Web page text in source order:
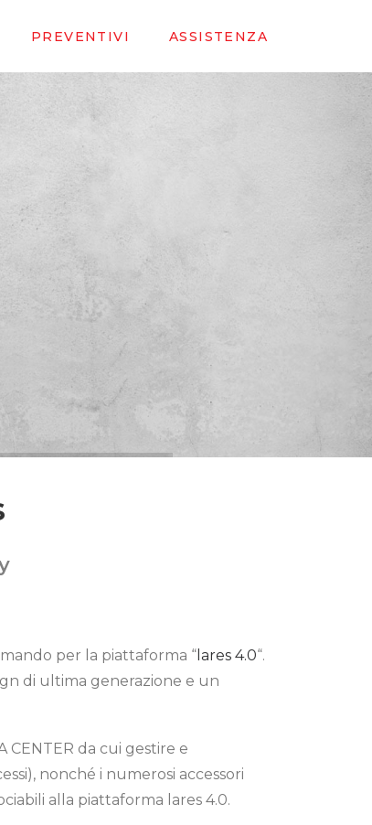
PREVENTIVI ASSISTENZA
per la piattaforma “ lares 4.0“.
di ultima generazione e un
da cui gestire e
nonché i numerosi accessori
alla piattaforma lares 4.0.